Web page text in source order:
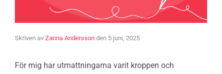
Skriven av Zanna Andersson den 5 juni, 2025
För mig har utmattningarna varit kroppen och